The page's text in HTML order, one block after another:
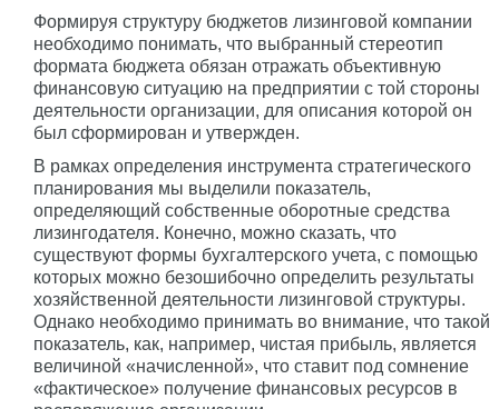
Формируя структуру бюджетов лизинговой компании
необходимо понимать, что выбранный стереотип
формата бюджета обязан отражать объективную
финансовую ситуацию на предприятии с той стороны
деятельности организации, для описания которой он
был сформирован и утвержден.
В рамках определения инструмента стратегического
планирования мы выделили показатель,
определяющий собственные оборотные средства
лизингодателя. Конечно, можно сказать, что
существуют формы бухгалтерского учета, с помощью
которых можно безошибочно определить результаты
хозяйственной деятельности лизинговой структуры.
Однако необходимо принимать во внимание, что такой
показатель, как, например, чистая прибыль, является
величиной «начисленной», что ставит под сомнение
«фактическое» получение финансовых ресурсов в